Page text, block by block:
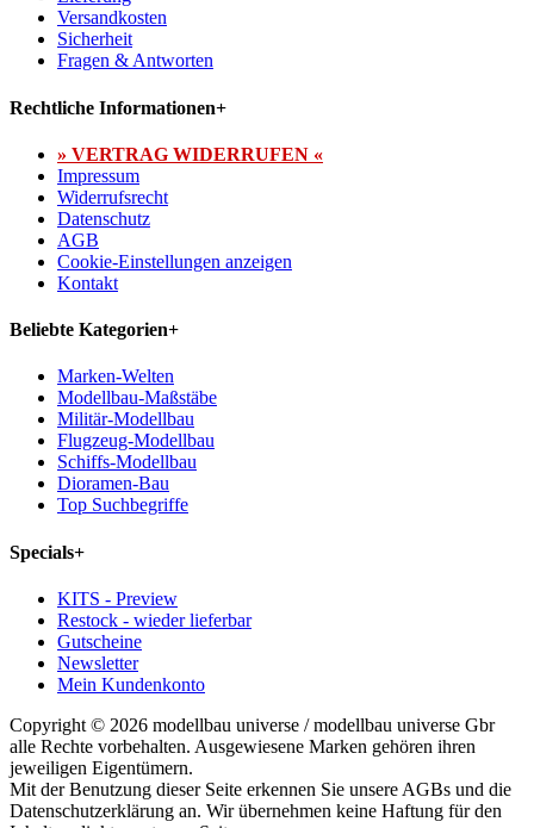
Versandkosten
Sicherheit
Fragen & Antworten
Rechtliche Informationen+
» VERTRAG WIDERRUFEN «
Impressum
Widerrufsrecht
Datenschutz
AGB
Cookie-Einstellungen anzeigen
Kontakt
Beliebte Kategorien+
Marken-Welten
Modellbau-Maßstäbe
Militär-Modellbau
Flugzeug-Modellbau
Schiffs-Modellbau
Dioramen-Bau
Top Suchbegriffe
Specials+
KITS - Preview
Restock - wieder lieferbar
Gutscheine
Newsletter
Mein Kundenkonto
Copyright © 2026 modellbau universe / modellbau universe Gbr
alle Rechte vorbehalten. Ausgewiesene Marken gehören ihren
jeweiligen Eigentümern.
Mit der Benutzung dieser Seite erkennen Sie unsere AGBs und die
Datenschutzerklärung an. Wir übernehmen keine Haftung für den